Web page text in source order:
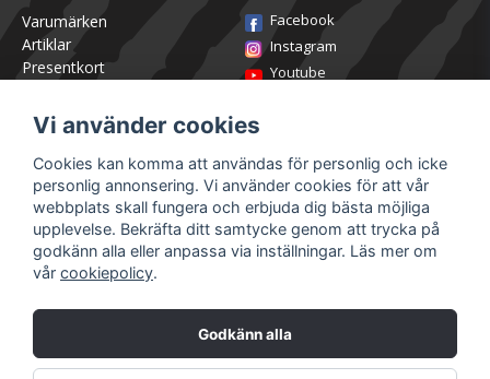
Varumärken
Artiklar
Presentkort
Om Utklasad
Team Utklasad
Recensera och vinn
Öppettider Lagershop
Jobba hos oss
Returer
Villkor & Policy
Facebook
Instagram
Youtube
Registrera dig
Vi använder cookies
Cookies kan komma att användas för personlig och icke
personlig annonsering. Vi använder cookies för att vår
webbplats skall fungera och erbjuda dig bästa möjliga
upplevelse. Bekräfta ditt samtycke genom att trycka på
godkänn alla eller anpassa via inställningar. Läs mer om
vår cookiepolicy.
Godkänn alla